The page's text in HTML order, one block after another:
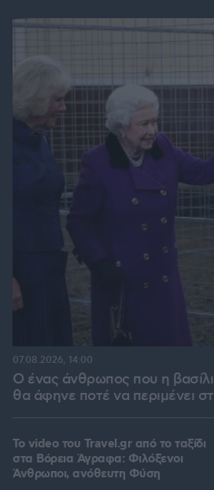
Ο ένας άνθρωπος που η
θα άφηνε ποτέ να περιμένει
07.08.2026, 14:00
To video του Travel.gr από το ταξίδι
στα Βόρεια Άγραφα: Φιλόξενοι
Άνθρωποι, ανόθευτη Φύση